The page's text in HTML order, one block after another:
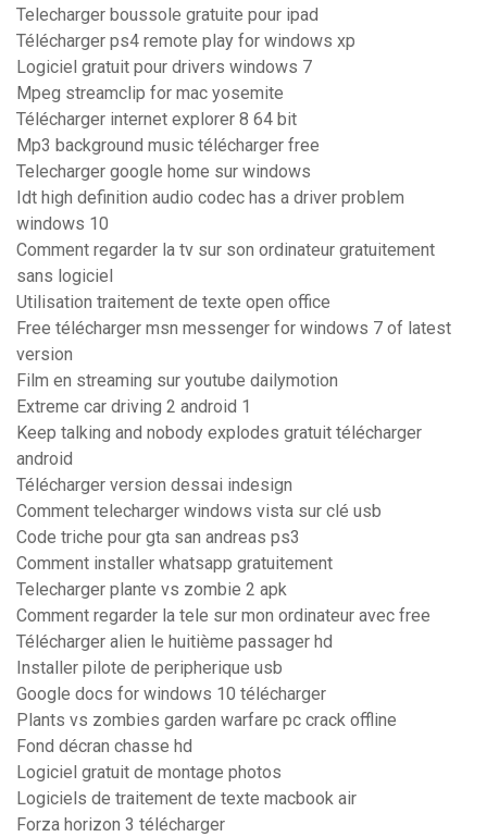
Telecharger boussole gratuite pour ipad
Télécharger ps4 remote play for windows xp
Logiciel gratuit pour drivers windows 7
Mpeg streamclip for mac yosemite
Télécharger internet explorer 8 64 bit
Mp3 background music télécharger free
Telecharger google home sur windows
Idt high definition audio codec has a driver problem
windows 10
Comment regarder la tv sur son ordinateur gratuitement
sans logiciel
Utilisation traitement de texte open office
Free télécharger msn messenger for windows 7 of latest
version
Film en streaming sur youtube dailymotion
Extreme car driving 2 android 1
Keep talking and nobody explodes gratuit télécharger
android
Télécharger version dessai indesign
Comment telecharger windows vista sur clé usb
Code triche pour gta san andreas ps3
Comment installer whatsapp gratuitement
Telecharger plante vs zombie 2 apk
Comment regarder la tele sur mon ordinateur avec free
Télécharger alien le huitième passager hd
Installer pilote de peripherique usb
Google docs for windows 10 télécharger
Plants vs zombies garden warfare pc crack offline
Fond décran chasse hd
Logiciel gratuit de montage photos
Logiciels de traitement de texte macbook air
Forza horizon 3 télécharger